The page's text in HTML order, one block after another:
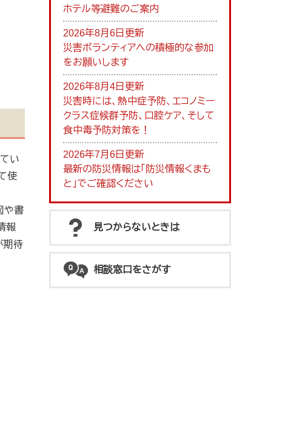
い
使
や書
報
期待
ホテル等避難のご案内
2026年8月6日更新
災害ボランティアへの積極的な参加
をお願いします
2026年8月4日更新
災害時には、熱中症予防、エコノミー
クラス症候群予防、口腔ケア、そして
食中毒予防対策を！
2026年7月6日更新
最新の防災情報は「防災情報くまも
と」でご確認ください
見つからないときは
相談窓口をさがす